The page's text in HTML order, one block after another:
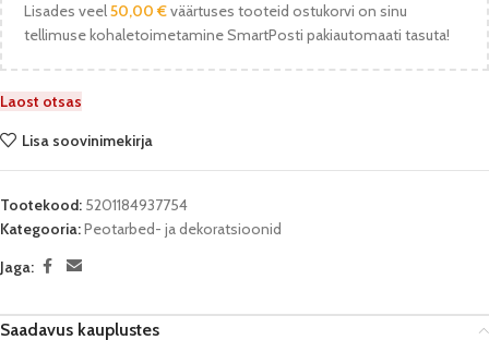
Lisades veel50,00 €väärtuses tooteid ostukorvi on sinu
tellimuse kohaletoimetamine SmartPosti pakiautomaati tasuta!
Laost otsas
Lisa soovinimekirja
Tootekood: 5201184937754
Kategooria:Peotarbed- ja dekoratsioonid
Jaga:
Saadavus kauplustes